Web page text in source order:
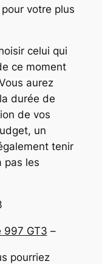
votre plus
celui qui
ce moment
aurez
durée de
de vos
un
tenir
pas les
997 GT3 –
pourriez